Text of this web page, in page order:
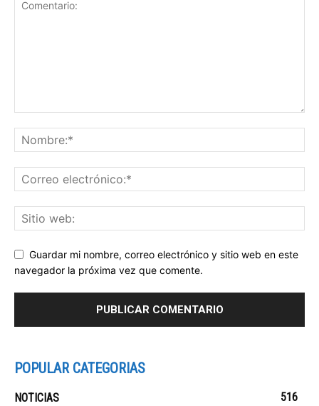
Guardar mi nombre, correo electrónico y sitio web en este
navegador la próxima vez que comente.
POPULAR CATEGORIAS
NOTICIAS
516